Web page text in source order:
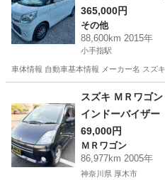
タート/両側パワス
365,000円
その他
88,600km 2015年
小手指駅
車体情報 自動車基本情報 メーカー名 スズ
小手指駅 その他
スズキ ＭＲワゴ
インドーバイザ
スポイラー クロ
ＣＤデッキ ＵＳ
ー グレーインテ
69,000円
ＭＲワゴン
86,977km 2005年
神奈川県 厚木市